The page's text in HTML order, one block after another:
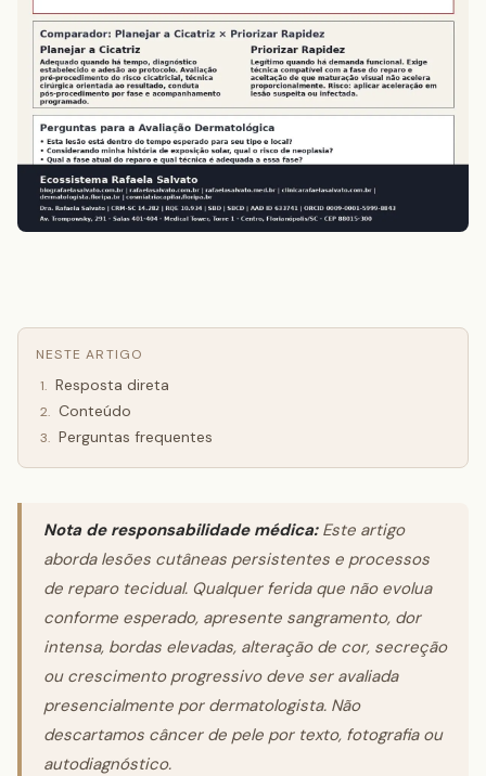
NESTE ARTIGO
1. Resposta direta
2. Conteúdo
3. Perguntas frequentes
Nota de responsabilidade médica:Este artigo
aborda lesões cutâneas persistentes e processos
de reparo tecidual. Qualquer ferida que não evolua
conforme esperado, apresente sangramento, dor
intensa, bordas elevadas, alteração de cor, secreção
ou crescimento progressivo deve ser avaliada
presencialmente por dermatologista. Não
descartamos câncer de pele por texto, fotografia ou
autodiagnóstico.